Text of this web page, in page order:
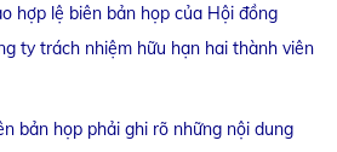
hợp lệ biên bản họp của Hội đồng
ty trách nhiệm hữu hạn hai thành viên
bản họp phải ghi rõ những nội dung